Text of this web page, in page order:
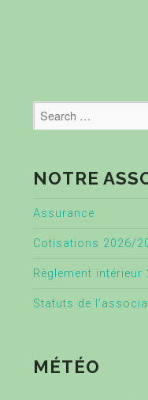
NOTRE
Assurance
Cotisations 2026/
Règlement intérieur
Statuts de
MÉTÉO